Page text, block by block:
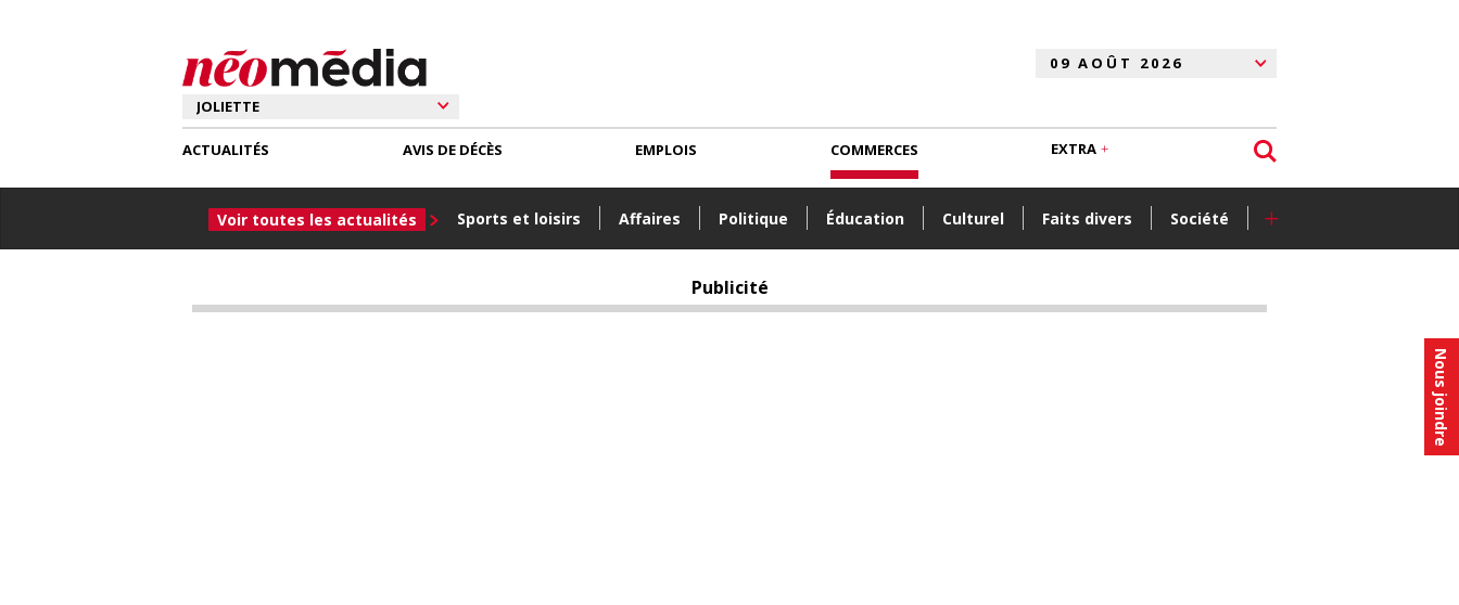
Nous joindre
ACTUALITÉS
Voir toutes les actualités Sports et loisirs Affaires Politique Éducation Culturel Faits divers Société +
AVIS DE DÉCÈS EMPLOIS COMMERCES EXTRA
Publicité